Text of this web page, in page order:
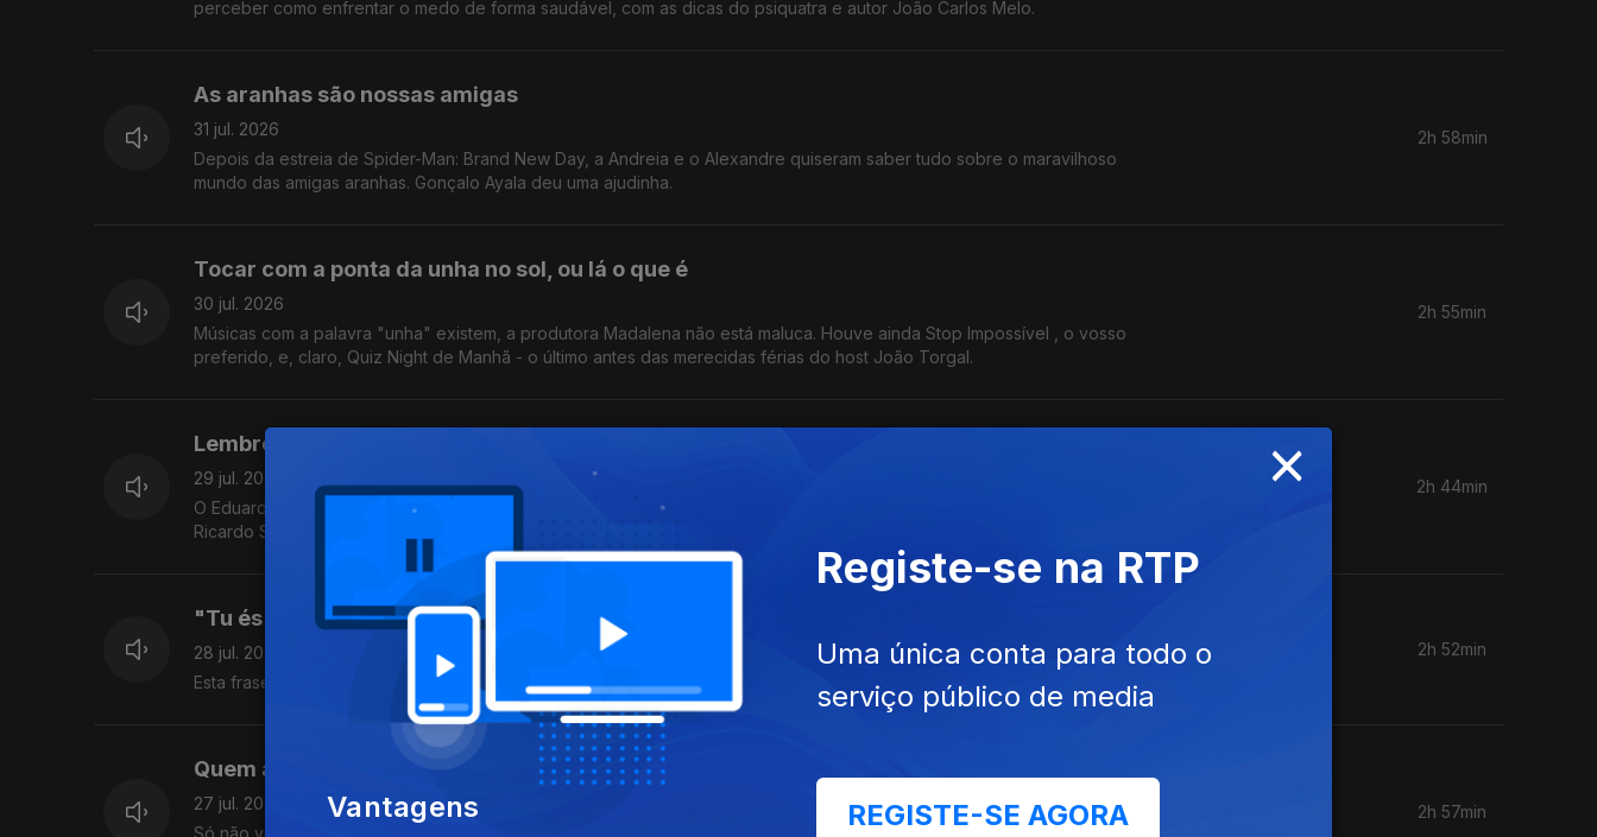
perceber como enfrentar o medo de forma saudável, com as dicas do psiquatra e autor João Carlos Melo.
As aranhas são nossas amigas
31 jul. 2026
Depois da estreia de Spider-Man: Brand New Day, a Andreia e o Alexandre quiseram saber tudo sobre o maravilhoso
mundo das amigas aranhas. Gonçalo Ayala deu uma ajudinha.
2h 58min
Tocar com a ponta da unha no sol, ou lá o que é
30 jul. 2026
Músicas com a palavra "unha" existem, a produtora Madalena não está maluca. Houve ainda Stop Impossível , o vosso
preferido, e, claro, Quiz Night de Manhã - o último antes das merecidas férias do host João Torgal.
2h 55min
Lembrete: levem o telemóvel para o banho
29 jul. 2026
O Eduardo atendeu o telemóvel nu, durante o banho. Se isto não é querer muito ir ao Paredes de Coura, então não sei.
Ricardo Sérgio faz uma visita para nos pôr a par das estreias do mês de agosto.
2h 44min
"Tu és o Ulisses da javardice gastronómica"
28 jul. 2026
Esta frase foi dita neste programa, tenho a certeza. Outras metáforas foram feitas. Infelizmente
2h 52min
Quem adiante não olha, atrás fica.
27 jul. 2026
2h 57min
×
Vantagens
Registe-se na RTP
Uma única conta para todo o
serviço público de media
REGISTE-SE AGORA